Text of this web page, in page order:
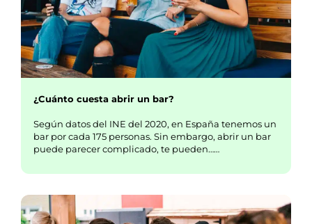
¿Cuánto cuesta abrir un bar?
Según datos del INE del 2020, en España tenemos un
bar por cada 175 personas. Sin embargo, abrir un bar
puede parecer complicado, te pueden……